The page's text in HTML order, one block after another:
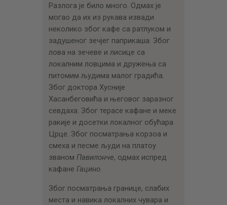
Разлога је било много. Одмах је
могао да их из рукава извади
неколико због кафе са ратлуком и
задушеног зечјег паприкаша. Због
лова на зечеве и лисице са
локалним ловцима и дружења са
питомим људима малог градића.
Због доктора Хусније
Хасанбеговића и његовог заразног
севдаха. Због терасе кафане и меке
ракије и досетки локалног обућара
Црце. Због посматрања корзоа и
смеха и песме људи на платоу
званом Павилонче, одмах испред
кафане Гацино.
Због посматрања границе, слабих
места и навика локалних чувара и